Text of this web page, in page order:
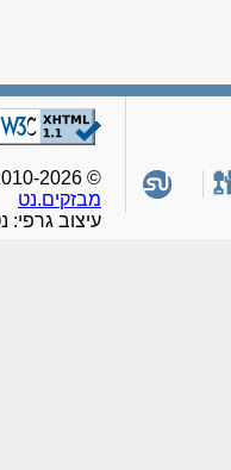
מבזקים.נט
עיצוב גרפי: